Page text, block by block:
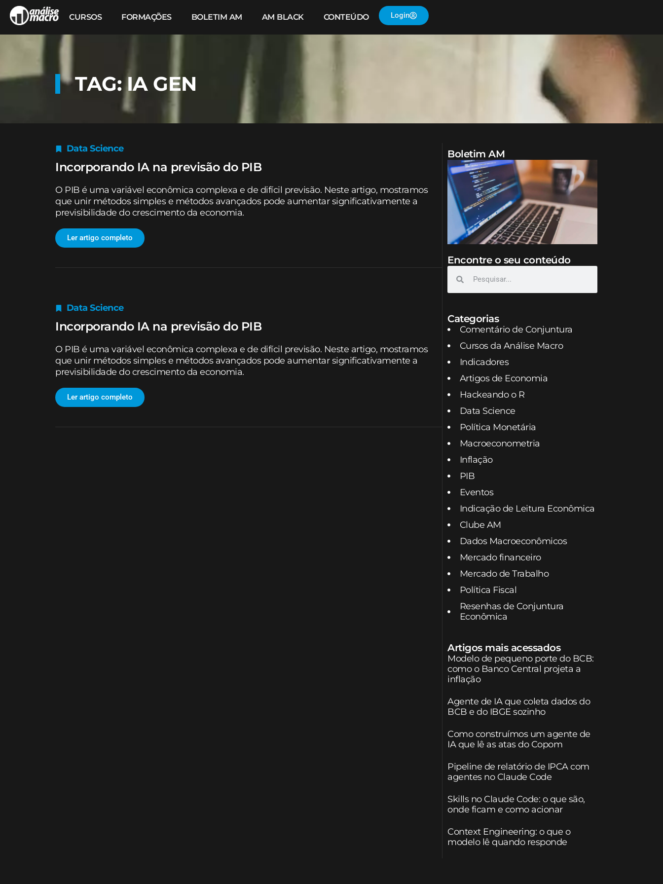
CURSOS FORMAÇÕES BOLETIM AM AM BLACK CONTEÚDO Login
TAG: IA GEN
Data Science
Incorporando IA na previsão do PIB
O PIB é uma variável econômica complexa e de difícil previsão. Neste artigo, mostramos
que unir métodos simples e métodos avançados pode aumentar significativamente a
previsibilidade do crescimento da economia.
Ler artigo completo
Data Science
Incorporando IA na previsão do PIB
O PIB é uma variável econômica complexa e de difícil previsão. Neste artigo, mostramos
que unir métodos simples e métodos avançados pode aumentar significativamente a
previsibilidade do crescimento da economia.
Ler artigo completo
Boletim AM
Encontre o seu conteúdo
Categorias
Comentário de Conjuntura
Cursos da Análise Macro
Indicadores
Artigos de Economia
Hackeando o R
Data Science
Política Monetária
Macroeconometria
Inflação
PIB
Eventos
Indicação de Leitura Econômica
Clube AM
Dados Macroeconômicos
Mercado financeiro
Mercado de Trabalho
Política Fiscal
Resenhas de Conjuntura
Econômica
Artigos mais acessados
Modelo de pequeno porte do BCB:
como o Banco Central projeta a
inflação
Agente de IA que coleta dados do
BCB e do IBGE sozinho
Como construímos um agente de
IA que lê as atas do Copom
Pipeline de relatório de IPCA com
agentes no Claude Code
Skills no Claude Code: o que são,
onde ficam e como acionar
Context Engineering: o que o
modelo lê quando responde